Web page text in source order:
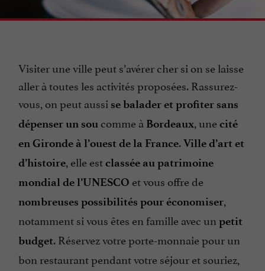
Visiter une ville peut s’avérer cher si on se laisse
aller à toutes les activités proposées. Rassurez-
vous, on peut aussi se balader et profiter sans
dépenser un sou comme à Bordeaux, unecité
en Gironde à l’ouest de la France.Ville d’art et
d’histoire, elle estclassée au patrimoine
mondial de l’UNESCO et vous offre de
nombreuses possibilités pour économiser,
notamment si vous êtes en famille avec un petit
budget. Réservez votre porte-monnaie pour un
bon restaurant pendant votre séjour et souriez,